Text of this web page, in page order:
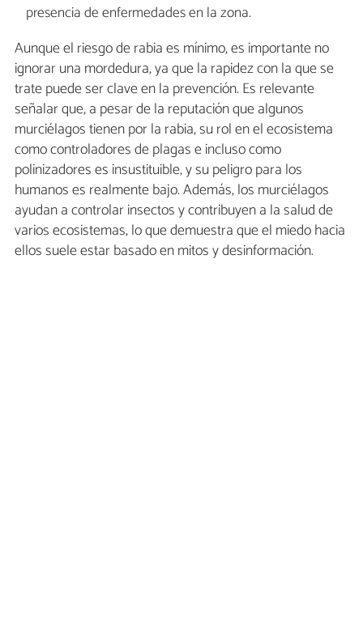
presencia de enfermedades en la zona.
Aunque el riesgo de rabia es mínimo, es importante no
ignorar una mordedura, ya que la rapidez con la que se
trate puede ser clave en la prevención. Es relevante
señalar que, a pesar de la reputación que algunos
murciélagos tienen por la rabia, su rol en el ecosistema
como controladores de plagas e incluso como
polinizadores es insustituible, y su peligro para los
humanos es realmente bajo. Además, los murciélagos
ayudan a controlar insectos y contribuyen a la salud de
varios ecosistemas, lo que demuestra que el miedo hacia
ellos suele estar basado en mitos y desinformación.